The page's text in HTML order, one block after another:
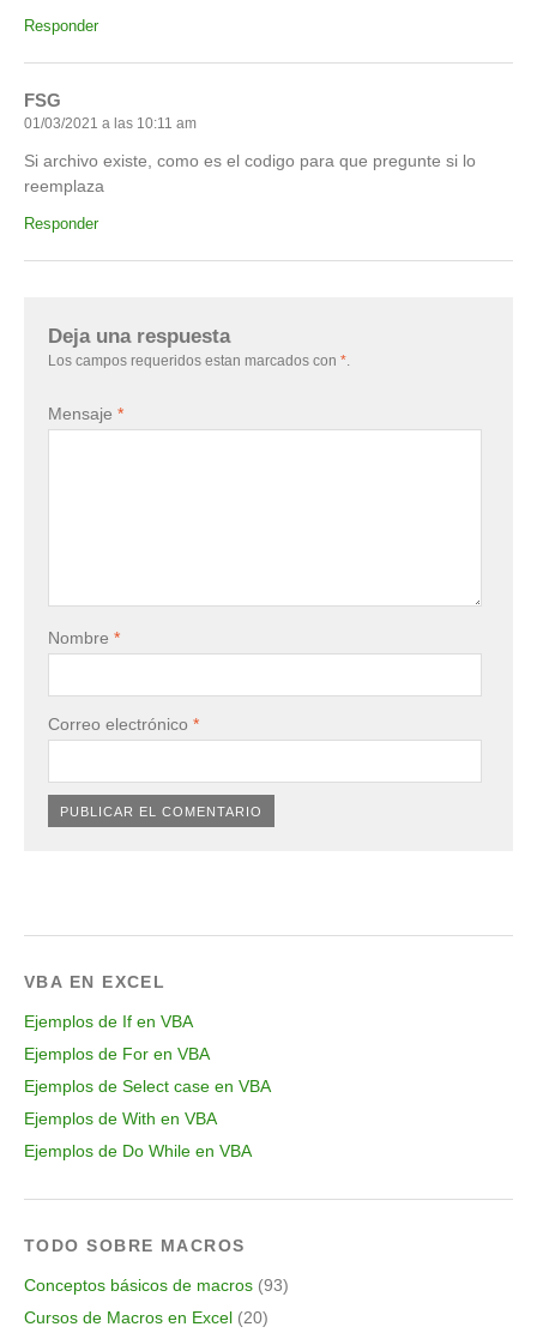
Responder
FSG
01/03/2021 a las 10:11 am
Si archivo existe, como es el codigo para que pregunte si lo
reemplaza
Responder
Deja una respuesta
Los campos requeridos estan marcados con *
Mensaje *
Nombre *
Correo electrónico *
VBA EN EXCEL
Ejemplos de If en VBA
Ejemplos de For en VBA
Ejemplos de Select case en VBA
Ejemplos de With en VBA
Ejemplos de Do While en VBA
TODO SOBRE MACROS
Conceptos básicos de macros (93)
Cursos de Macros en Excel (20)